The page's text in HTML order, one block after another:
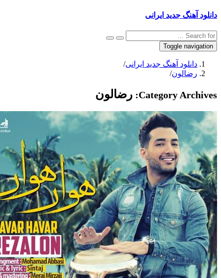
آهنگ جدید ایرانی
Toggle
دانلود آهنگ جدید ایرانی
رضالون/
Category رضالون